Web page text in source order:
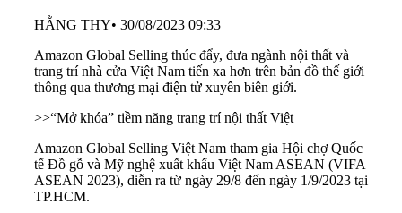
HẰNG THY• 30/08/2023 09:33
Amazon Global Selling thúc đẩy, đưa ngành nội thất và
trang trí nhà cửa Việt Nam tiến xa hơn trên bản đồ thế giới
thông qua thương mại điện tử xuyên biên giới.
>>“Mở khóa” tiềm năng trang trí nội thất Việt
Amazon Global Selling Việt Nam tham gia Hội chợ Quốc
tế Đồ gỗ và Mỹ nghệ xuất khẩu Việt Nam ASEAN (VIFA
ASEAN 2023), diễn ra từ ngày 29/8 đến ngày 1/9/2023 tại
TP.HCM.